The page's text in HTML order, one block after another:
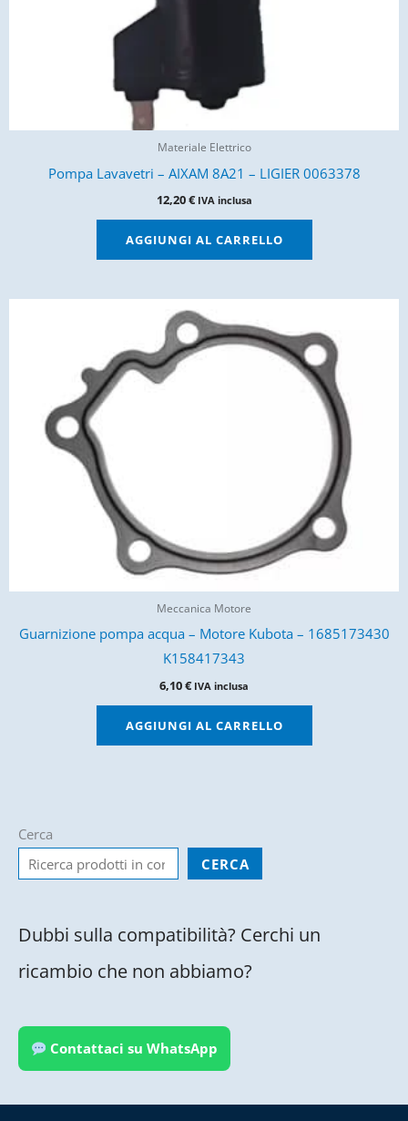
Materiale Elettrico
Pompa Lavavetri – AIXAM 8A21 – LIGIER 0063378
12,20€ IVA inclusa
AGGIUNGI AL CARRELLO
Meccanica Motore
Guarnizione pompa acqua – Motore Kubota – 1685173430
K158417343
6,10€ IVA inclusa
AGGIUNGI AL CARRELLO
Cerca
CERCA
Dubbi sulla compatibilità? Cerchi un
ricambio che non abbiamo?
Contattaci su WhatsApp